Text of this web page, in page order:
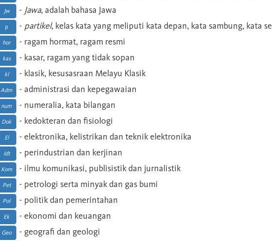
Jw - Jawa, adalah bahasa Jawa
p - partikel, kelas kata yang meliputi kata depan, kata sambung, kata
hor - ragam hormat, ragam resmi
kas - kasar, ragam yang tidak sopan
kl - klasik, kesusasraan Melayu Klasik
Adm - administrasi dan kepegawaian
num - numeralia, kata bilangan
Dok - kedokteran dan fisiologi
El - elektronika, kelistrikan dan teknik elektronika
Idt - perindustrian dan kerjinan
Kom - ilmu komunikasi, publisistik dan jurnalistik
Pet - petrologi serta minyak dan gas bumi
Pol - politik dan pemerintahan
Ek - ekonomi dan keuangan
Geo - geografi dan geologi